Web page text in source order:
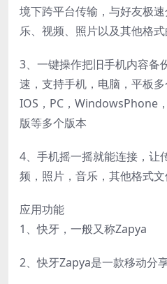
境下跨平台传输，与好友极
乐、视频、照片以及其他格
3、一键操作把旧手机内容备
速，支持手机，电脑，平板
IOS，PC，WindowsPhone
版等多个版本
4、手机摇一摇就能连接，让
频，照片，音乐，其他格式
应用功能
1、快牙，一般又称Zapya
2、快牙Zapya是一款移动分